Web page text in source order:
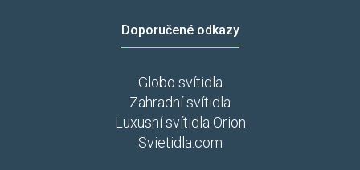
Doporučené odkazy
Globo svítidla
Zahradní svítidla
Luxusní svítidla Orion
Svietidla.com